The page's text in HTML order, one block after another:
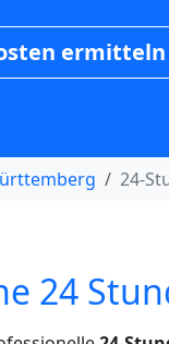
ermitteln
24-
24